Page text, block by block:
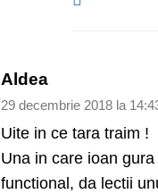
Aldea
29 decembrie 2018 la
Uite in ce tara traim !
Una in care ioan
functional, da lectii